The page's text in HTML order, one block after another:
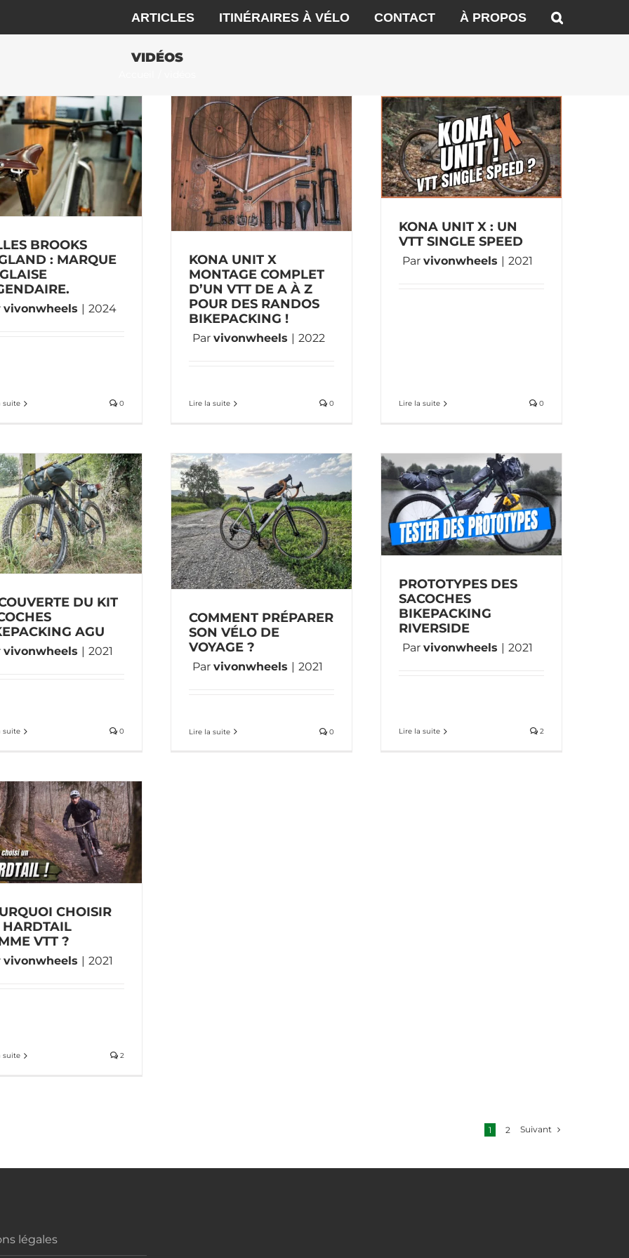
ARTICLES ITINÉRAIRES À VÉLO CONTACT À PROPOS
VIDÉOS
BROOKS
: MARQUE
vivonwheels 2024
suite 0
Kona Unit X montage
complet d’un vtt de A à Z
pour des randos
Bikepacking !
vidéos vtt
KONA UNIT X
MONTAGE COMPLET
D’UN VTT DE A À Z
POUR DES RANDOS
BIKEPACKING !
Parvivonwheels | 2022
Lire la suite 0
Kona Unit X : un vtt
single speed
vélo vidéos vtt
KONA UNIT X : UN
VTT SINGLE SPEED
Parvivonwheels | 2021
Lire la suite 0
DU KIT
AGU
vivonwheels 2021
suite 0
Comment préparer son
vélo de voyage ?
Astuces Vélo 101 vidéos
COMMENT PRÉPARER
SON VÉLO DE
VOYAGE ?
Parvivonwheels | 2021
Lire la suite 0
Prototypes des sacoches
bikepacking Riverside
matériel bikepacking vidéos
PROTOTYPES DES
SACOCHES
BIKEPACKING
RIVERSIDE
Parvivonwheels | 2021
Lire la suite 2
CHOISIR
HARDTAIL
VTT ?
vivonwheels | 2021
suite 2
1 2 Suivant
légales